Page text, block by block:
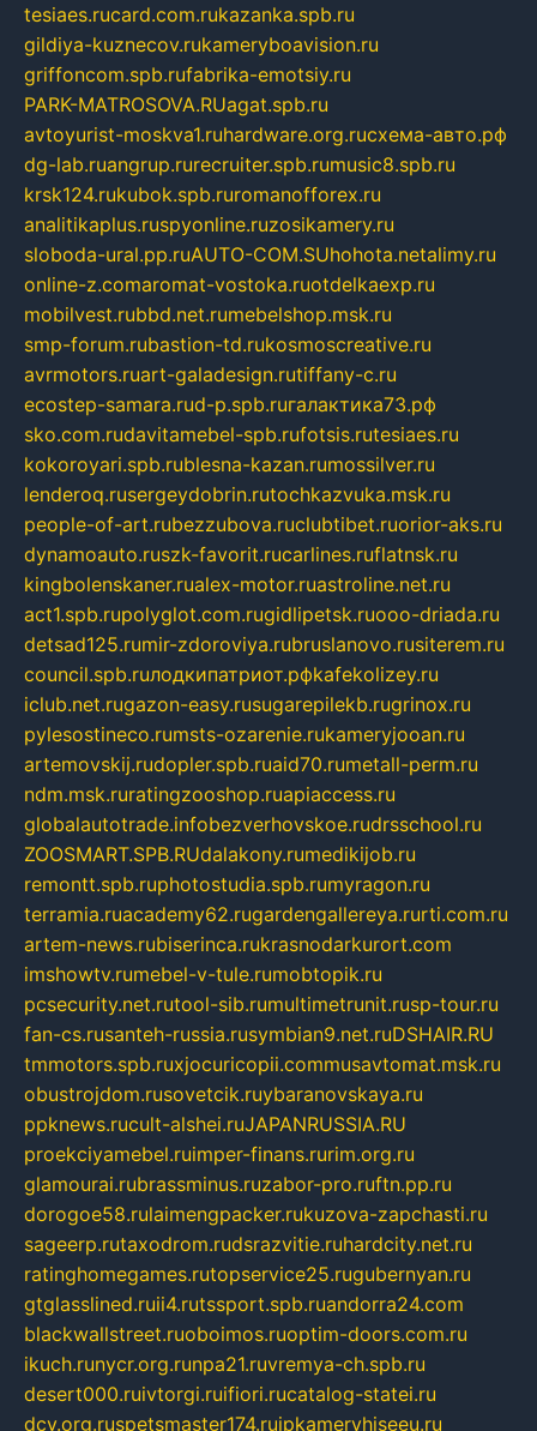
tesiaes.rucard.com.rukazanka.spb.ru
gildiya-kuznecov.rukameryboavision.ru
griffoncom.spb.rufabrika-emotsiy.ru
PARK-MATROSOVA.RUagat.spb.ru
avtoyurist-moskva1.ruhardware.org.ruсхема-авто.рф
dg-lab.ruangrup.rurecruiter.spb.rumusic8.spb.ru
krsk124.rukubok.spb.ruromanofforex.ru
analitikaplus.ruspyonline.ruzosikamery.ru
sloboda-ural.pp.ruAUTO-COM.SUhohota.netalimy.ru
online-z.comaromat-vostoka.ruotdelkaexp.ru
mobilvest.rubbd.net.rumebelshop.msk.ru
smp-forum.rubastion-td.rukosmoscreative.ru
avrmotors.ruart-galadesign.rutiffany-c.ru
ecostep-samara.rud-p.spb.ruгалактика73.рф
sko.com.rudavitamebel-spb.rufotsis.rutesiaes.ru
kokoroyari.spb.rublesna-kazan.rumossilver.ru
lenderoq.rusergeydobrin.rutochkazvuka.msk.ru
people-of-art.rubezzubova.ruclubtibet.ruorior-aks.ru
dynamoauto.ruszk-favorit.rucarlines.ruflatnsk.ru
kingbolenskaner.rualex-motor.ruastroline.net.ru
act1.spb.rupolyglot.com.rugidlipetsk.ruooo-driada.ru
detsad125.rumir-zdoroviya.rubruslanovo.rusiterem.ru
council.spb.ruлодкипатриот.рфkafekolizey.ru
iclub.net.rugazon-easy.rusugarepilekb.rugrinox.ru
pylesostineco.rumsts-ozarenie.rukameryjooan.ru
artemovskij.rudopler.spb.ruaid70.rumetall-perm.ru
ndm.msk.ruratingzooshop.ruapiaccess.ru
globalautotrade.infobezverhovskoe.rudrsschool.ru
ZOOSMART.SPB.RUdalakony.rumedikijob.ru
remontt.spb.ruphotostudia.spb.rumyragon.ru
terramia.ruacademy62.rugardengallereya.rurti.com.ru
artem-news.rubiserinca.rukrasnodarkurort.com
imshowtv.rumebel-v-tule.rumobtopik.ru
pcsecurity.net.rutool-sib.rumultimetrunit.rusp-tour.ru
fan-cs.rusanteh-russia.rusymbian9.net.ruDSHAIR.RU
tmmotors.spb.ruxjocuricopii.commusavtomat.msk.ru
obustrojdom.rusovetcik.ruybaranovskaya.ru
ppknews.rucult-alshei.ruJAPANRUSSIA.RU
proekciyamebel.ruimper-finans.rurim.org.ru
glamourai.rubrassminus.ruzabor-pro.ruftn.pp.ru
dorogoe58.rulaimengpacker.rukuzova-zapchasti.ru
sageerp.rutaxodrom.rudsrazvitie.ruhardcity.net.ru
ratinghomegames.rutopservice25.rugubernyan.ru
gtglasslined.ruii4.rutssport.spb.ruandorra24.com
blackwallstreet.ruoboimos.ruoptim-doors.com.ru
ikuch.runycr.org.runpa21.ruvremya-ch.spb.ru
desert000.ruivtorgi.ruifiori.rucatalog-statei.ru
dcv.org.ruspetsmaster174.ruipkameryhiseeu.ru